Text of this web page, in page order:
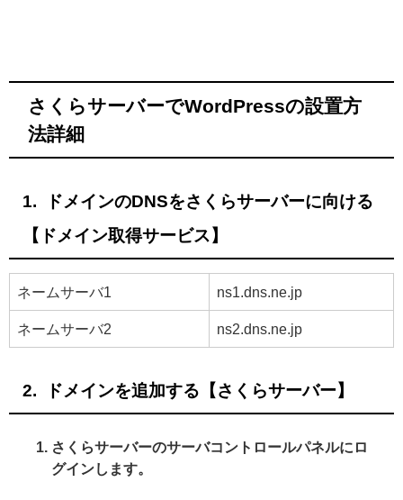
さくらサーバーでWordPressの設置方
法詳細
ドメインのDNSをさくらサーバーに向ける
【ドメイン取得サービス】
ネームサーバ1 ns1.dns.ne.jp
ネームサーバ2 ns2.dns.ne.jp
ドメインを追加する【さくらサーバー】
さくらサーバーのサーバコントロールパネルにロ
グインします。